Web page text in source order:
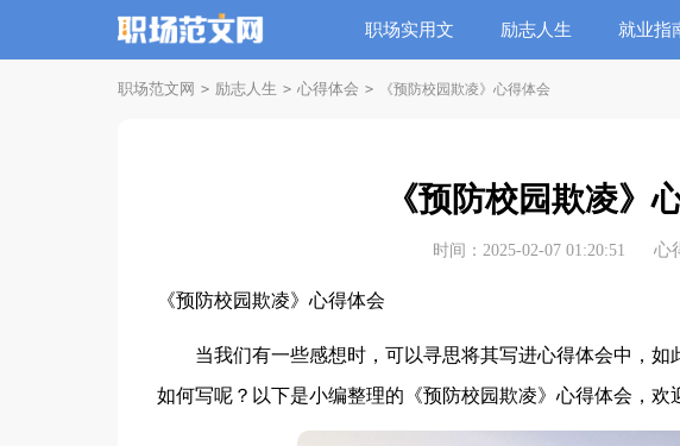
职场实用文 励志人生 就业指
职场范文网 > 励志人生 > 心得体会 > 《预防校园欺凌》心得体会
《预防校园欺凌》
时间：2025-02-07 01:20:51 心
《预防校园欺凌》心得体会
当我们有一些感想时，可以寻思将其写进心得体会中，如
如何写呢？以下是小编整理的《预防校园欺凌》心得体会，欢